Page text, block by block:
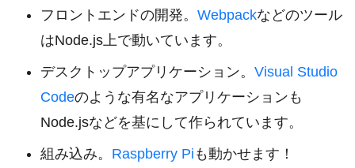
フロントエンドの開発。 Webpackなどのツール
はNode.js上で動いています。
デスクトップアプリケーション。 Visual Studio
Codeのような有名なアプリケーションも
Node.jsなどを基にして作られています。
組み込み。 Raspberry Pi も動かせます！